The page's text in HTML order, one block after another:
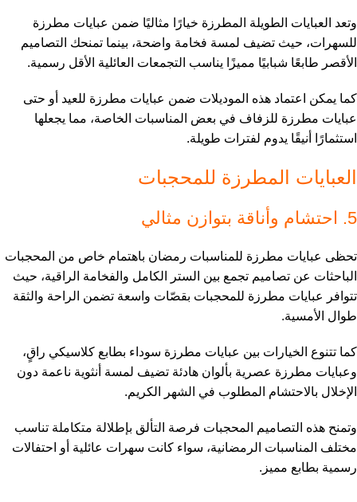
وتعد العبايات الطويلة المطرزة خيارًا مثاليًا ضمن عبايات مطرزة
للسهرات، حيث تضيف لمسة فخامة واضحة، بينما تمنحك التصاميم
الأقصر طابعًا شبابيًا مميزًا يناسب التجمعات العائلية الأقل رسمية.
كما يمكن اعتماد هذه الموديلات ضمن عبايات مطرزة للعيد أو حتى
عبايات مطرزة للزفاف في بعض المناسبات الخاصة، مما يجعلها
استثمارًا أنيقًا يدوم لفترات طويلة.
العبايات المطرزة للمحجبات
5. احتشام وأناقة بتوازن مثالي
تحظى عبايات مطرزة للمناسبات رمضان باهتمام خاص من المحجبات
الباحثات عن تصاميم تجمع بين الستر الكامل والفخامة الراقية، حيث
تتوافر عبايات مطرزة للمحجبات بقصّات واسعة تضمن الراحة والثقة
طوال الأمسية.
كما تتنوع الخيارات بين عبايات مطرزة سوداء بطابع كلاسيكي راقٍ،
وعبايات مطرزة عصرية بألوان هادئة تضيف لمسة أنثوية ناعمة دون
الإخلال بالاحتشام المطلوب في الشهر الكريم.
وتمنح هذه التصاميم المحجبات فرصة التألق بإطلالة متكاملة تناسب
مختلف المناسبات الرمضانية، سواء كانت سهرات عائلية أو احتفالات
رسمية بطابع مميز.